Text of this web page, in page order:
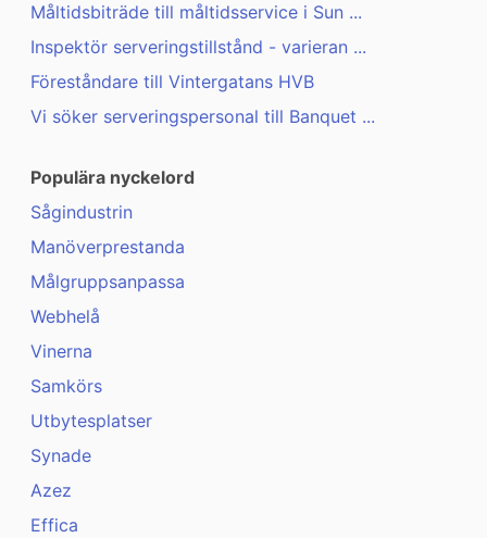
Måltidsbiträde till måltidsservice i Sun ...
Inspektör serveringstillstånd - varieran ...
Föreståndare till Vintergatans HVB
Vi söker serveringspersonal till Banquet ...
Populära nyckelord
Sågindustrin
Manöverprestanda
Målgruppsanpassa
Webhelå
Vinerna
Samkörs
Utbytesplatser
Synade
Azez
Effica